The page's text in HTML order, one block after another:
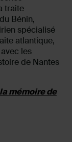
traite
Bénin,
spécialisé
atlantique,
les
de Nantes
mémoire de